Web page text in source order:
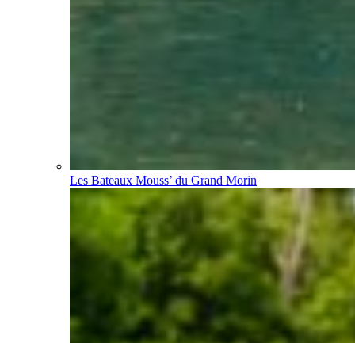
Les Bateaux Mouss’ du Grand Morin